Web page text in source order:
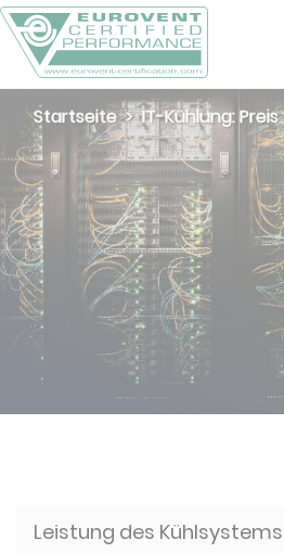
Startseite IT-Kühlung:
Leistung des Kühlsystems